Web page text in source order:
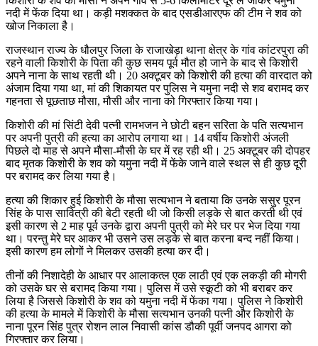
नदी में फेंक दिया था। कड़ी मशक्कत के बाद एसडीआरएफ की टीम ने शव को
खोज निकाला है।
राजस्थान राज्य के धौलपुर जिला के राजाखेड़ा थाना क्षेत्र के गांव कांटरपुरा की
रहने वाली किशोरी के पिता की कुछ समय पूर्व मौत हो जाने के बाद से किशोरी
अपने नाना के साथ रहती थी। 20 अक्टूबर को किशोरी की हत्या की वारदात को
अंजाम दिया गया था, मां की शिकायत पर पुलिस ने यमुना नदी से शव बरामद कर
गहनता से पूछताछ मौसा, मौसी और नाना को गिरफ्तार किया गया।
किशोरी की मां सिंटी देवी पत्नी रामभजन ने छोटी बहन सरिता के पति सत्यभान
पर अपनी पुत्री की हत्या का आरोप लगाया था। 14 वर्षीय किशोरी अंजली
पिछले दो माह से अपने मौसा-मौसी के घर में रह रही थी। 25 अक्टूबर की दोपहर
बाद मृतक किशोरी के शव को यमुना नदी में फेंके जाने वाले स्थल से ही कुछ दूरी
पर बरामद कर लिया गया है।
हत्या की शिकार हुई किशोरी के मौसा सत्यभान ने बताया कि उनके ससुर पूरन
सिंह के पास सावित्री की बेटी रहती थी जो किसी लड़के से बात करती थी एवं
इसी कारण से 2 माह पूर्व उनके द्वारा अपनी पुत्री को मेरे घर पर भेज दिया गया
था। परन्तु मेरे घर आकर भी उसने उस लड़के से बात करना बन्द नहीं किया।
इसी कारण हम लोगों ने मिलकर उसकी हत्या कर दी।
तीनों की निशादेही के आधार पर आलाकत्ल एक लाठी एवं एक लकड़ी की मोगरी
को उसके घर से बरामद किया गया। पुलिस में उसे स्कूटी को भी बराबर कर
लिया है जिससे किशोरी के शव को यमुना नदी में फेंका गया। पुलिस ने किशोरी
की हत्या के मामले में किशोरी के मौसा सत्यभान उनकी पत्नी और किशोरी के
नाना पूरन सिंह पुत्र रोशन लाल निवासी कांस डौकी पूर्वी जनपद आगरा को
गिरफ्तार कर लिया।